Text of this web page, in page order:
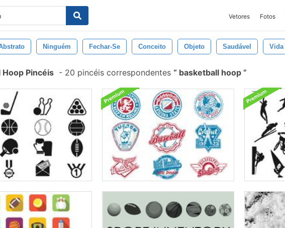
Vetores Fotos
Ninguém Fechar-Se Conceito Objeto Saudável Vida
Hoop Pincéis - 20 pincéis correspondentes basketball hoop